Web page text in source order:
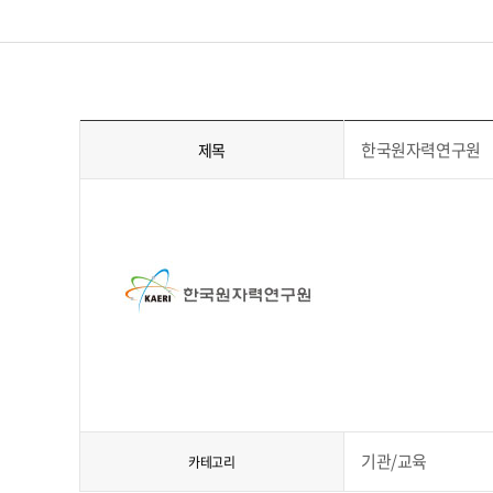
제목 한국원자력연구원
카테고리 기관/교육